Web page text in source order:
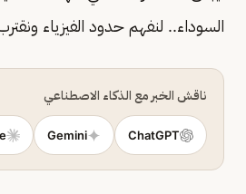
السوداء.. لنفهم حدود الفيزياء
ناقش الخبر مع الذكاء الاصطناعي
ChatGPT
Gemini